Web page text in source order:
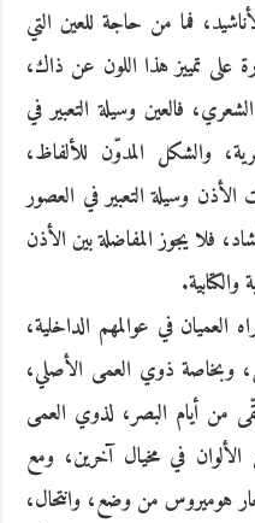
فما من حاجة للعين التي
على تمييز هذا اللون عن ذاك،
فالعين وسيلة التعبير في
والشكل المدوّن للألفاظ،
الأذن وسيلة التعبير في العصور
فلا يجوز المفاضلة بين الأذن
العميان في عوالمهم الداخلية،
وبخاصة ذوي العمى الأصلي،
من أيام البصر، لذوي العمى
في مخيال آخرين، ومع
هوميروس من وضع، وانتحال،